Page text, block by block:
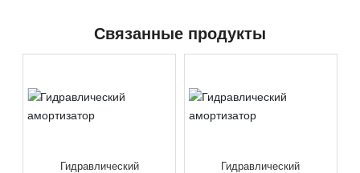
Связанные продукты
Гидравлический
Гидравлический